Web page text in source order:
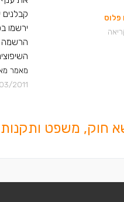
פלוס
קבלנים
ירשמו
מאמר
2011
חוק, משפט